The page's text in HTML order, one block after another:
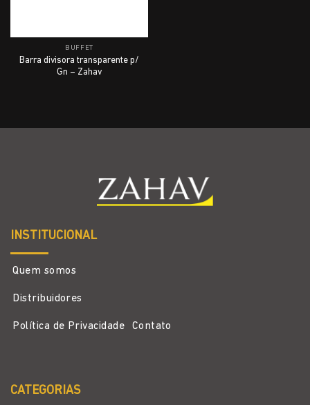
BUFFET
Barra divisora transparente p/
Gn – Zahav
INSTITUCIONAL
Quem somos
Distribuidores
Política de Privacidade Contato
CATEGORIAS